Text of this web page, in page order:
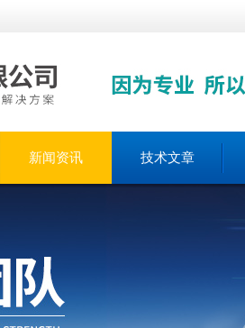
新闻资讯 技术文章